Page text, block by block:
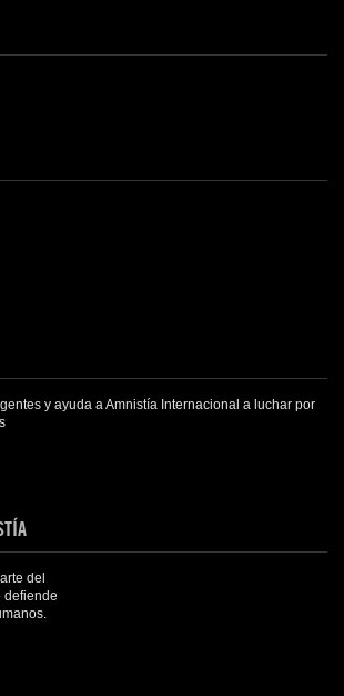
y ayuda a Amnistía Internacional a luchar por
del
defiende